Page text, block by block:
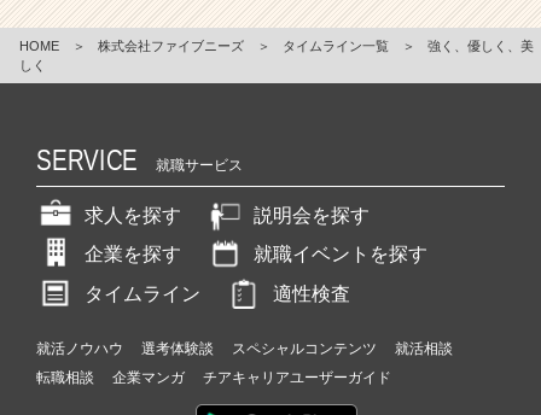
HOME ＞ 株式会社ファイブニーズ ＞ タイムライン一覧 ＞
強く、優しく、美
しく
SERVICE 就職サービス
求人を探す
説明会を探す
企業を探す
就職イベントを探す
タイムライン
適性検査
就活ノウハウ 選考体験談 スペシャルコンテンツ
就活相談
転職相談
企業マンガ チアキャリアユーザーガイド